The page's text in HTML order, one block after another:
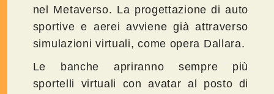
nel Metaverso. La progettazione di auto
sportive e aerei avviene già attraverso
simulazioni virtuali, come opera Dallara.
Le banche apriranno sempre più
sportelli virtuali con avatar al posto di